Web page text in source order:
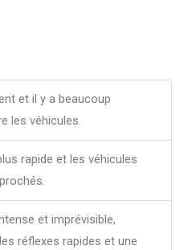
et il y a beaucoup
les véhicules.
rapide et les véhicules
et imprévisible,
réflexes rapides et une